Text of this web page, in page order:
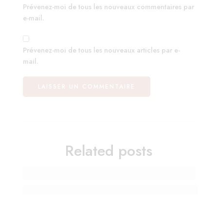
Prévenez-moi de tous les nouveaux commentaires par
e-mail.
Prévenez-moi de tous les nouveaux articles par e-
mail.
Related posts